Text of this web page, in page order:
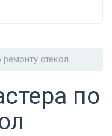
стекол
по